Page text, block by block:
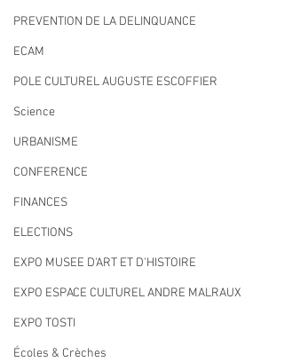
PREVENTION DE LA DELINQUANCE
ECAM
POLE CULTUREL AUGUSTE ESCOFFIER
Science
URBANISME
CONFERENCE
FINANCES
ELECTIONS
EXPO MUSEE D'ART ET D'HISTOIRE
EXPO ESPACE CULTUREL ANDRE MALRAUX
EXPO TOSTI
Écoles & Crèches